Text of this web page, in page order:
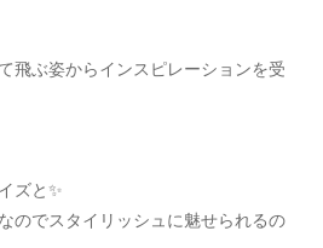
飛ぶ姿からインスピレーションを受
ズと✨
のでスタイリッシュに魅せられるの